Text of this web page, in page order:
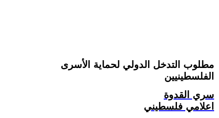
مطلوب التدخل الدولي لحماية الأسرى
الفلسطينيين
سري القدوة
اعلامي فلسطيني